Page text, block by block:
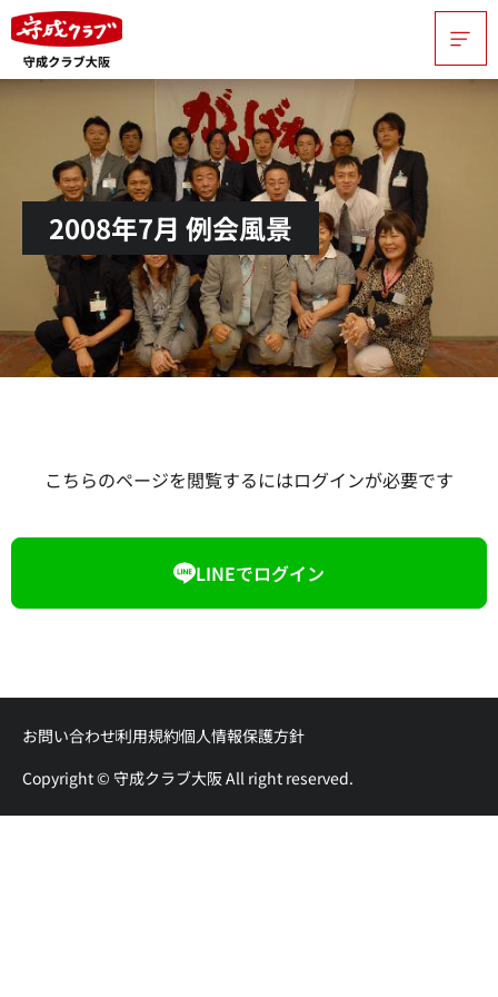
2008年7月 例会風景
こちらのページを閲覧するにはログインが必要です
LINEでログイン
Copyright © 守成クラブ大阪 All right reserved.
お問い合わせ利用規約個人情報保護方針